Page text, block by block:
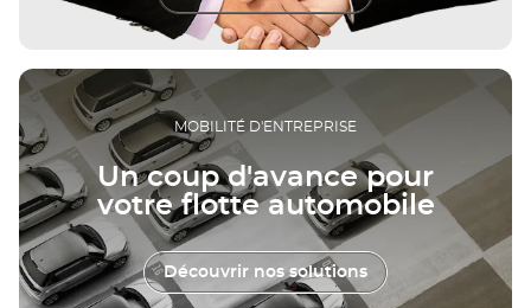
MOBILITÉ D'ENTREPRISE
Un coup d'avance pour
votre flotte automobile
Découvrir nos solutions